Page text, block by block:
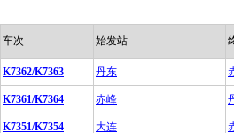
车次 始发站
K7362/K7363 丹东
K7361/K7364 赤峰
K7351/K7354 大连